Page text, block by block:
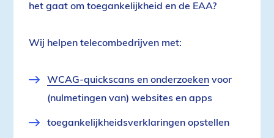
het gaat om toegankelijkheid en de EAA?
Wij helpen telecombedrijven met:
WCAG-quickscans en onderzoeken voor
(nulmetingen van) websites en apps
toegankelijkheidsverklaringen opstellen